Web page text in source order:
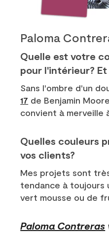
Paloma
Quelle est votre
pour l'intérieur?
Sans l'ombre d'un
17 de Benjamin
convient à merveille
Quelles couleurs
vos clients?
Mes projets sont
tendance à
vert mousse ou de
Paloma Contreras